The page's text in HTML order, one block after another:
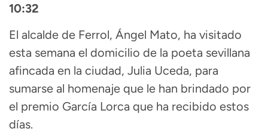
10:32
El alcalde de Ferrol, Ángel Mato, ha visitado
esta semana el domicilio de la poeta sevillana
afincada en la ciudad, Julia Uceda, para
sumarse al homenaje que le han brindado por
el premio García Lorca que ha recibido estos
días.